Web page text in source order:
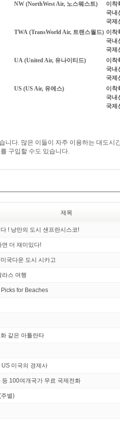
NW (NorthWest Air, 노스웨스트)
이착
국내
국제
TWA (TransWorld Air, 트랜스월드) 이착
국내
국제
UA (United Air, 유나이티드)
이착
국내
국제
US (US Air, 유에스)
이착
국내
국제
니다. 많은 이들이 자주 이용하는 대도시
구입할 수도 있습니다.
제목
! 낭만의 도시 샌프란시스코!
면 더 재미있다!
국다운 도시 시카고
라스 여행
for Beaches
같은 아틀란타
미국의 경제사
등 100여개국가 무료 국제전화
별)